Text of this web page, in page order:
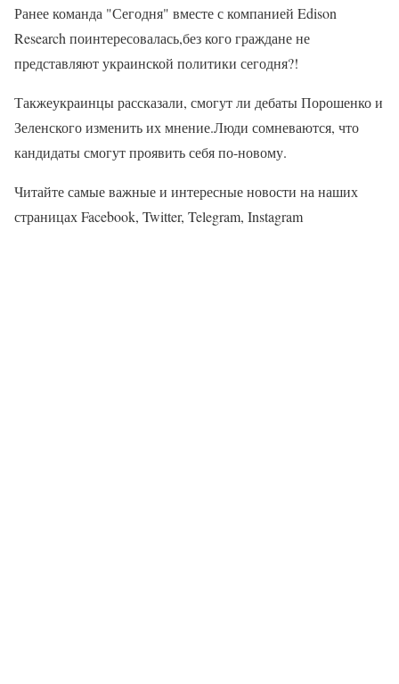
Ранее команда "Сегодня" вместе с компанией Edison
Research поинтересовалась,без кого граждане не
представляют украинской политики сегодня?!
Такжеукраинцы рассказали, смогут ли дебаты Порошенко и
Зеленского изменить их мнение.Люди сомневаются, что
кандидаты смогут проявить себя по-новому.
Читайте самые важные и интересные новости на наших
страницах Facebook, Twitter, Telegram, Instagram